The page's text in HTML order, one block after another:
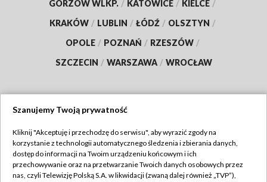
GORZÓW WLKP. / KATOWICE / KIELCE /
KRAKÓW / LUBLIN / ŁÓDŹ / OLSZTYN /
OPOLE / POZNAŃ / RZESZÓW /
SZCZECIN / WARSZAWA / WROCŁAW
TVP
Abonament TVP
Regulamin TVP
Szanujemy Twoją prywatność
Kliknij "Akceptuję i przechodzę do serwisu", aby wyrazić zgody na
korzystanie z technologii automatycznego śledzenia i zbierania danych,
dostęp do informacji na Twoim urządzeniu końcowym i ich
przechowywanie oraz na przetwarzanie Twoich danych osobowych przez
nas, czyli Telewizję Polską S.A. w likwidacji (zwaną dalej również „TVP”),